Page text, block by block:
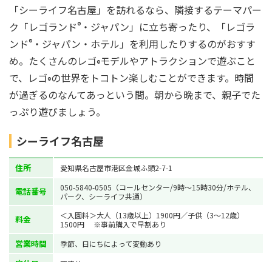
「シーライフ名古屋」を訪れるなら、隣接するテーマパー
ク「レゴランド® ・ジャパン」に立ち寄ったり、「レゴラ
ンド® ・ジャパン・ホテル」を利用したりするのがおすす
め。たくさんのレゴ®モデルやアトラクションで遊ぶこと
で、レゴ®の世界をトコトン楽しむことができます。時間
が過ぎるのなんてあっという間。朝から晩まで、親子でた
っぷり遊びましょう。
シーライフ名古屋
住所 愛知県名古屋市港区金城ふ頭2-7-1
電話番号
050-5840-0505（コールセンター/9時～15時30分/ホテル、
パーク、シーライフ共通）
料金
＜入園料＞大人（13歳以上）1900円／子供（3～12歳）
1500円 ※事前購入で早割あり
営業時間 季節、日にちによって変動あり